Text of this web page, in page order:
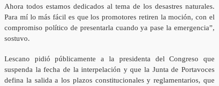
Ahora todos estamos dedicados al tema de los desastres naturales.
Para mí lo más fácil es que los promotores retiren la moción, con el
compromiso político de presentarla cuando ya pase la emergencia”,
sostuvo.
Lescano pidió públicamente a la presidenta del Congreso que
suspenda la fecha de la interpelación y que la Junta de Portavoces
defina la salida a los plazos constitucionales y reglamentarios, que